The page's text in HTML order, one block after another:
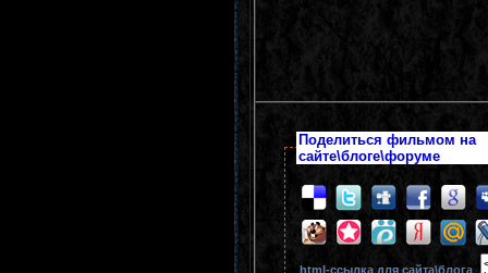
Поделиться фильмом на
сайте\блоге\форуме
html-cсылка для сайта\блога